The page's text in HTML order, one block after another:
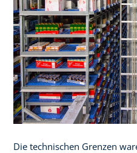
Die technischen Grenzen